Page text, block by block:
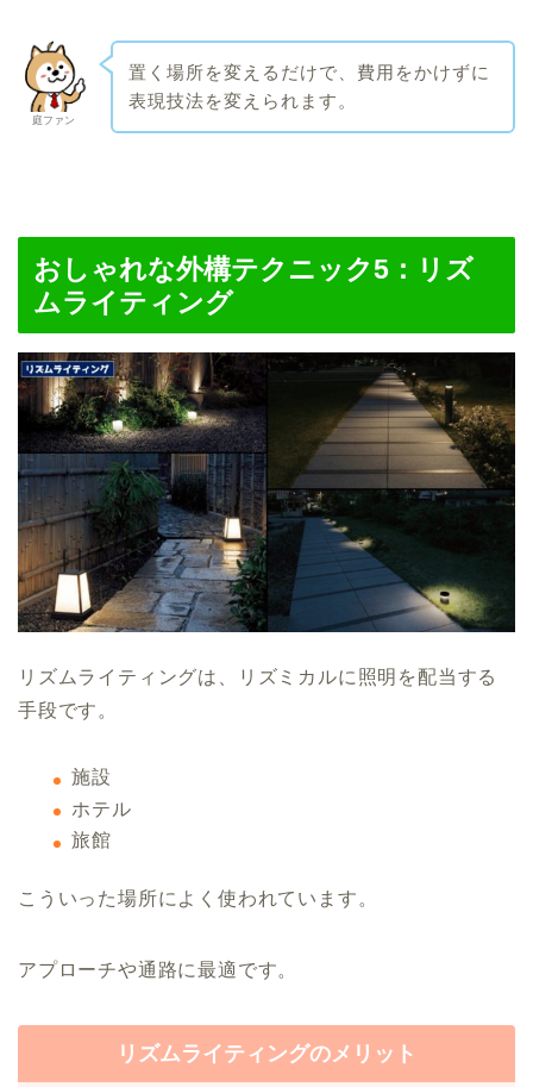
庭ファン
置く場所を変えるだけで、費用をかけずに
表現技法を変えられます。
おしゃれな外構テクニック5： リズ
ムライティング
リズムライティングは、リズミカルに照明を配当する
手段です。
施設
ホテル
旅館
こういった場所によく使われています。
アプローチや通路に最適です。
リズムライティングのメリット